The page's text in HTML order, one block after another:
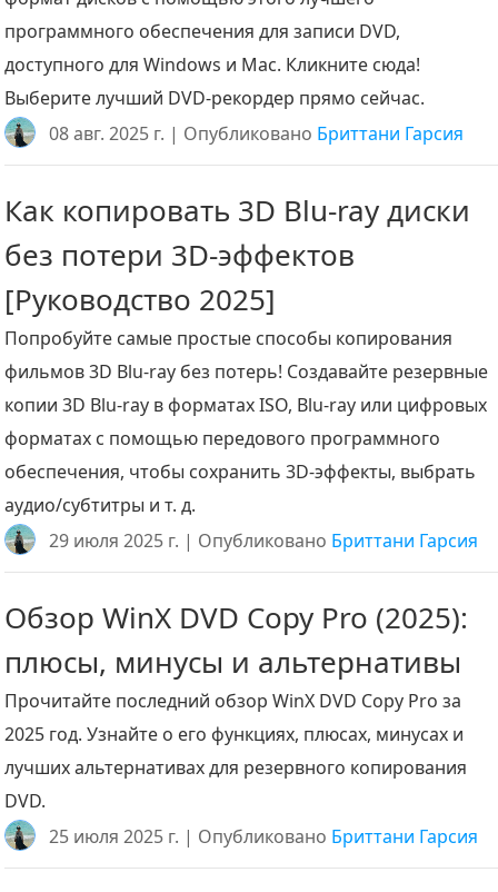
программного обеспечения для записи DVD,
доступного для Windows и Mac. Кликните сюда!
Выберите лучший DVD-рекордер прямо сейчас.
08 авг. 2025 г. | Опубликовано Бриттани Гарсия
Как копировать 3D Blu-ray диски
без потери 3D-эффектов
[Руководство 2025]
Попробуйте самые простые способы копирования
фильмов 3D Blu-ray без потерь! Создавайте резервные
копии 3D Blu-ray в форматах ISO, Blu-ray или цифровых
форматах с помощью передового программного
обеспечения, чтобы сохранить 3D-эффекты, выбрать
аудио/субтитры и т. д.
29 июля 2025 г. | Опубликовано Бриттани Гарсия
Обзор WinX DVD Copy Pro (2025):
плюсы, минусы и альтернативы
Прочитайте последний обзор WinX DVD Copy Pro за
2025 год. Узнайте о его функциях, плюсах, минусах и
лучших альтернативах для резервного копирования
DVD.
25 июля 2025 г. | Опубликовано Бриттани Гарсия